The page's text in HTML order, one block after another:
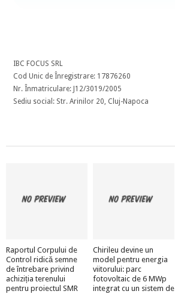
IBC FOCUS SRL
Cod Unic de Înregistrare: 17876260
Nr. Înmatriculare: J12/3019/2005
Sediu social: Str. Arinilor 20, Cluj-Napoca
Raportul Corpului de
Control ridică semne
de întrebare privind
achiziția terenului
pentru proiectul SMR
Chirileu devine un
model pentru energia
viitorului: parc
fotovoltaic de 6 MWp
integrat cu un sistem de